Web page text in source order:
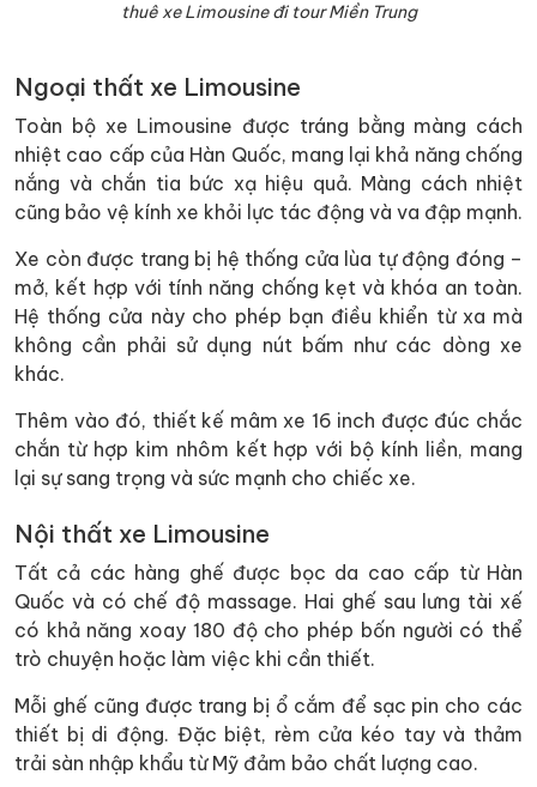
thuê xe Limousine đi tour Miền Trung
Ngoại thất xe Limousine
Toàn bộ xe Limousine được tráng bằng màng cách
nhiệt cao cấp của Hàn Quốc, mang lại khả năng chống
nắng và chắn tia bức xạ hiệu quả. Màng cách nhiệt
cũng bảo vệ kính xe khỏi lực tác động và va đập mạnh.
Xe còn được trang bị hệ thống cửa lùa tự động đóng –
mở, kết hợp với tính năng chống kẹt và khóa an toàn.
Hệ thống cửa này cho phép bạn điều khiển từ xa mà
không cần phải sử dụng nút bấm như các dòng xe
khác.
Thêm vào đó, thiết kế mâm xe 16 inch được đúc chắc
chắn từ hợp kim nhôm kết hợp với bộ kính liền, mang
lại sự sang trọng và sức mạnh cho chiếc xe.
Nội thất xe Limousine
Tất cả các hàng ghế được bọc da cao cấp từ Hàn
Quốc và có chế độ massage. Hai ghế sau lưng tài xế
có khả năng xoay 180 độ cho phép bốn người có thể
trò chuyện hoặc làm việc khi cần thiết.
Mỗi ghế cũng được trang bị ổ cắm để sạc pin cho các
thiết bị di động. Đặc biệt, rèm cửa kéo tay và thảm
trải sàn nhập khẩu từ Mỹ đảm bảo chất lượng cao.